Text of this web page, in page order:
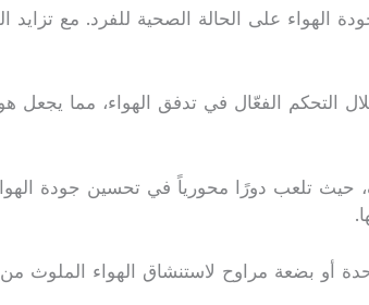
الهواء على الحالة الصحية للفرد. مع تزايد
الفعّال في تدفق الهواء، مما يجعل
حيث تلعب دورًا محورياً في تحسين جودة
أو بضعة مراوح لاستنشاق الهواء الملوث